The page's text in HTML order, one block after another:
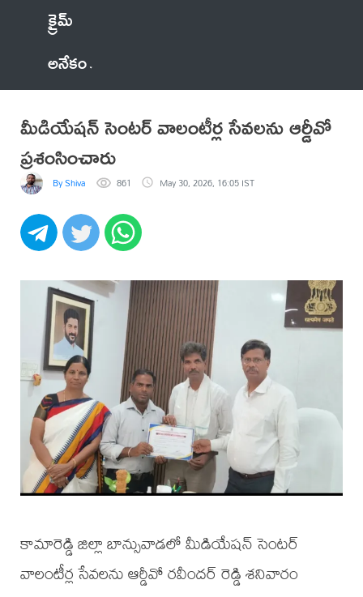
క్రైమ్
అనేకం
మీడియేషన్ సెంటర్ వాలంటీర్ల సేవలను ఆర్డీవో
ప్రశంసించారు
By Shiva 861 May 30, 2026, 16:05 IST
కామారెడ్డి జిల్లా బాన్సువాడలో మీడియేషన్ సెంటర్
వాలంటీర్ల సేవలను ఆర్డీవో రవీందర్ రెడ్డి శనివారం